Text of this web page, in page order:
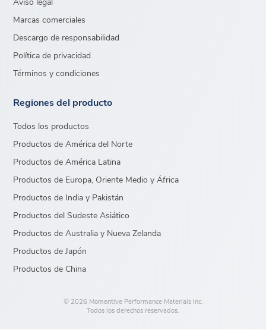
Marcas comerciales
Descargo de responsabilidad
Política de privacidad
Términos y condiciones
Regiones del producto
Todos los productos
Productos de América del Norte
Productos de América Latina
Productos de Europa, Oriente Medio y África
Productos de India y Pakistán
Productos del Sudeste Asiático
Productos de Australia y Nueva Zelanda
Productos de Japón
Productos de China
© 2026 Momentive Performance Materials Inc.
Todos los derechos reservados.